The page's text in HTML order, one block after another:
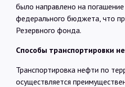
было направлено на
федерального бюджета, что
Резервного фонда.
Способы транспортировки
Транспортировка нефти по
осуществляется